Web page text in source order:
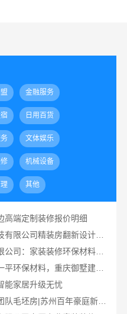
金融服务
日用百货
文体娱乐
机械设备
其他
高端定制装修报价明细
同城快装（湖北）科技有限公司精装房翻新设计零增项
嘉兴美派建材科技有限公司：家装装修环保材料靠谱商家
本地免拆模板多少钱一平环保材料，重庆御墅建筑材料有限公司
能家居升级无忧
苏州一站式家装施工团队毛坯房|苏州百年豪庭新材料有限公司